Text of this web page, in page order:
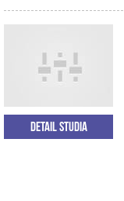
Detail studia